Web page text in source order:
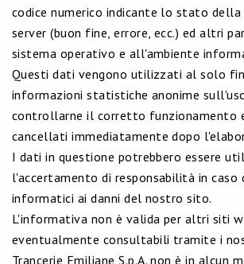
codice numerico indicante lo stato
server (buon fine, errore, ecc.) ed altri
sistema operativo e all'ambiente
Questi dati vengono utilizzati al solo
informazioni statistiche anonime
controllarne il corretto funzionamento
cancellati immediatamente dopo
I dati in questione potrebbero essere
l'accertamento di responsabilità in caso
informatici ai danni del nostro sito.
L'informativa non è valida per altri siti
eventualmente consultabili tramite i
Trancerie Emiliane S.p.A. non è in alcun